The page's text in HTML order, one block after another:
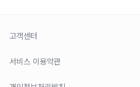
고객센터
서비스 이용약관